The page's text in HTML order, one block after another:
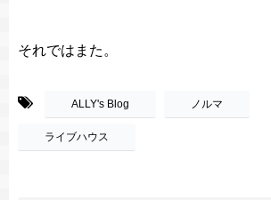
それではまた。
ALLY's Blog ノルマ
ライブハウス